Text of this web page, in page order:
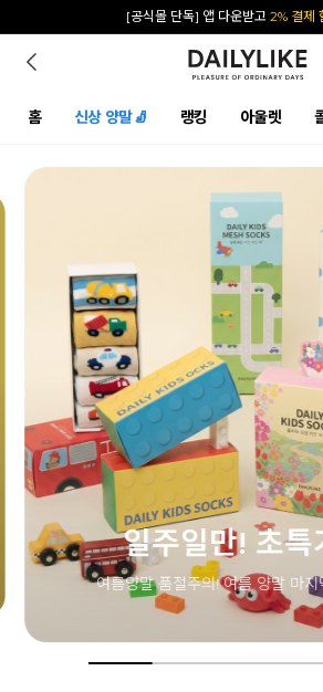
카카오 플친 추가하면1천원 즉시
홈 신상 양말🧦 랭킹 아울렛